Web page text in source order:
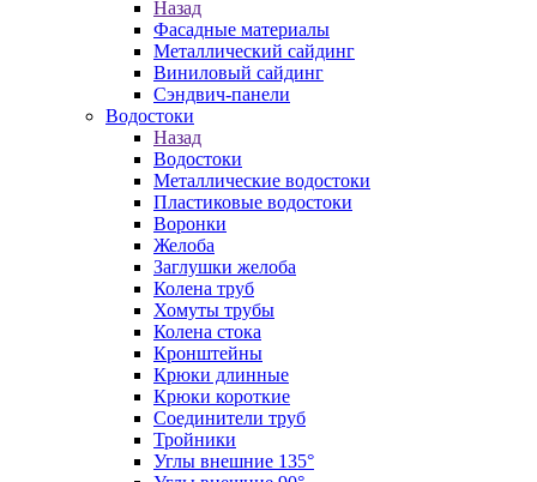
Назад
Фасадные материалы
Металлический сайдинг
Виниловый сайдинг
Сэндвич-панели
Водостоки
Назад
Водостоки
Металлические водостоки
Пластиковые водостоки
Воронки
Желоба
Заглушки желоба
Колена труб
Хомуты трубы
Колена стока
Кронштейны
Крюки длинные
Крюки короткие
Соединители труб
Тройники
Углы внешние 135°